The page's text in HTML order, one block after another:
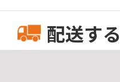
配送する